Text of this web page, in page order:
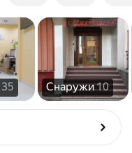
35 Снаружи10